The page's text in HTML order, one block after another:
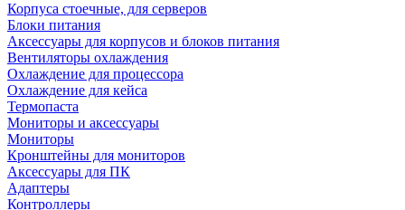
Корпуса стоечные, для серверов
Блоки питания
Аксессуары для корпусов и блоков питания
Вентиляторы охлаждения
Охлаждение для процессора
Охлаждение для кейса
Термопаста
Мониторы и аксессуары
Мониторы
Кронштейны для мониторов
Аксессуары для ПК
Адаптеры
Контроллеры